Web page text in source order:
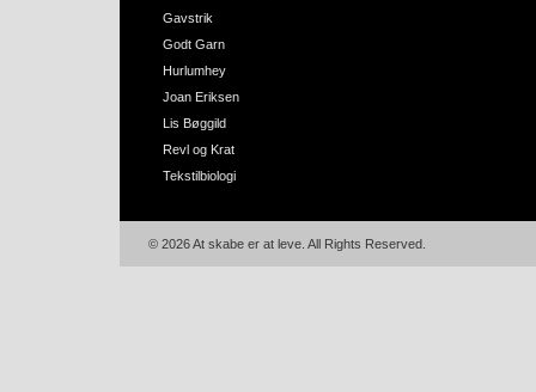
Gavstrik
Godt Garn
Hurlumhey
Joan Eriksen
Lis Bøggild
Revl og Krat
Tekstilbiologi
© 2026 At skabe er at leve. All Rights Reserved.